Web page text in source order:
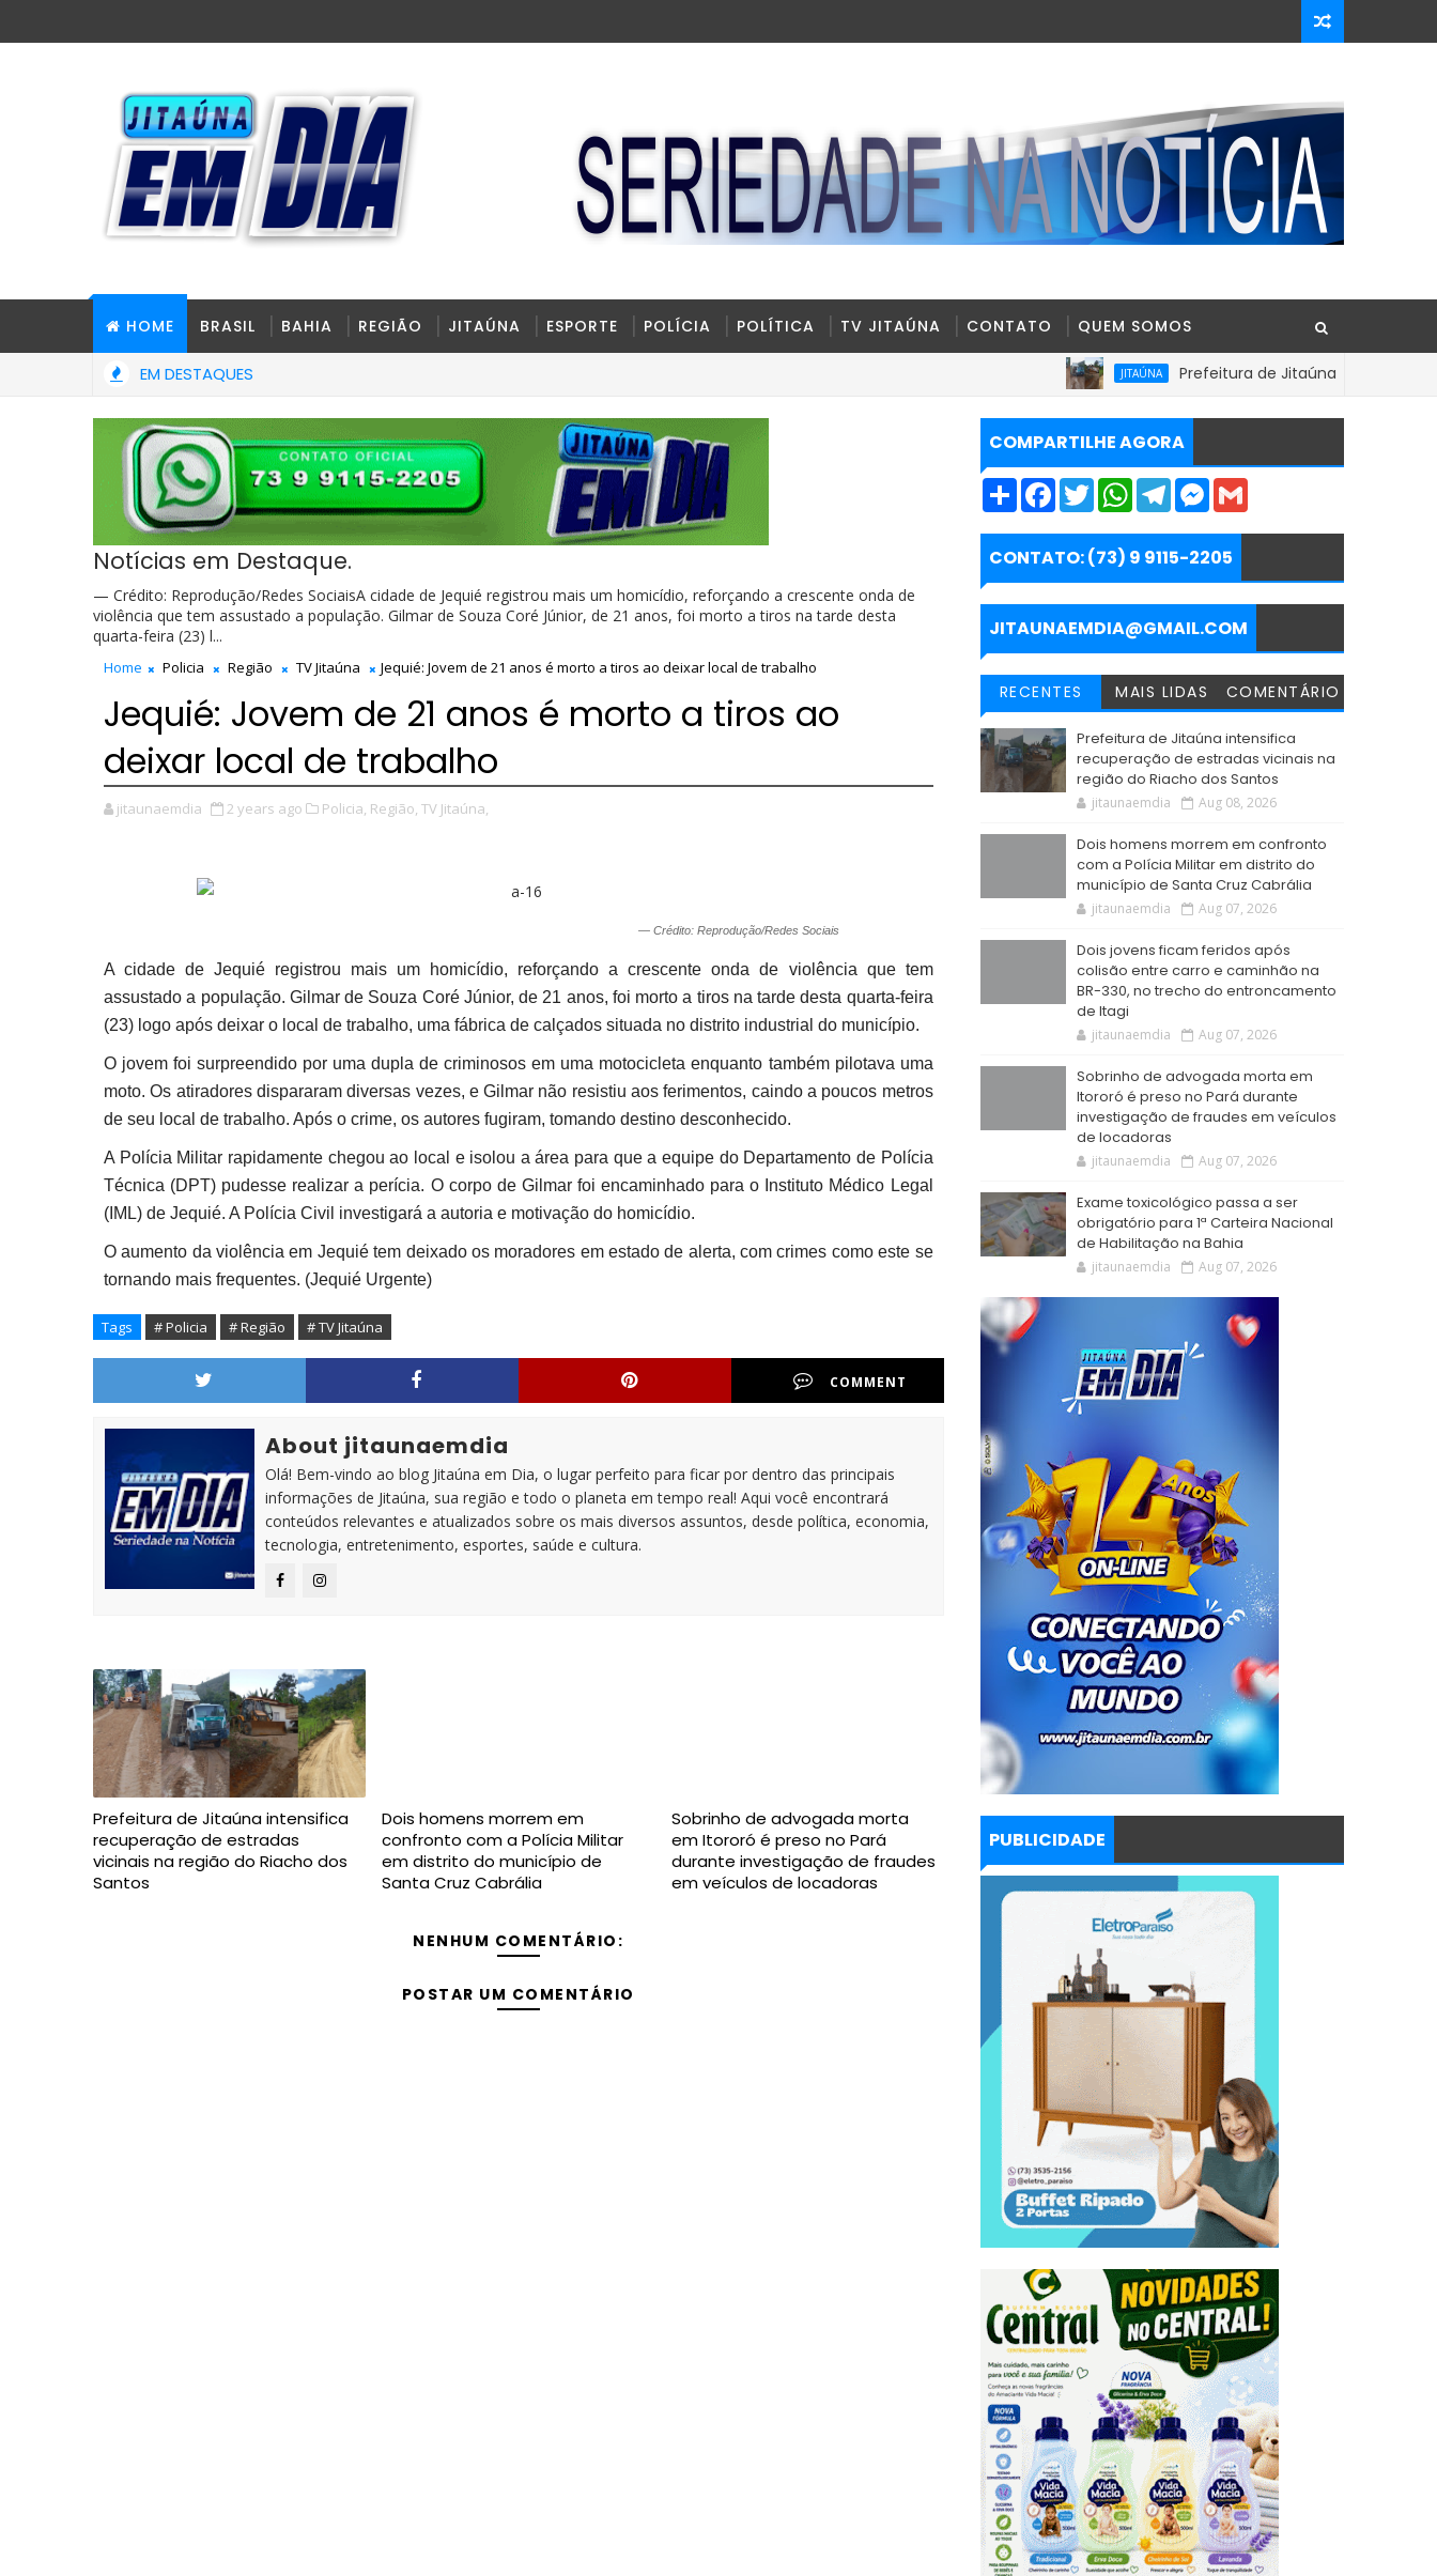
HOME BRASIL BAHIA REGIÃO JITAÚNA ESPORTE POLÍCIA POLÍTICA TV JITAÚNA CONTATO QUEM SOMOS
EM DESTAQUES JITAÚNA Prefeitura de Jitaúna intensifica
Notícias em Destaque.
— Crédito: Reprodução/Redes SociaisA cidade de Jequié registrou mais um homicídio, reforçando a crescente onda de
violência que tem assustado a população. Gilmar de Souza Coré Júnior, de 21 anos, foi morto a tiros na tarde desta
quarta-feira (23) l...
Home Policia Região TV Jitaúna Jequié: Jovem de 21 anos é morto a tiros ao deixar local de trabalho
Jequié: Jovem de 21 anos é morto a tiros ao
deixar local de trabalho
jitaunaemdia 2 years ago Policia, Região, TV Jitaúna,
— Crédito: Reprodução/Redes Sociais
A cidade de Jequié registrou mais um homicídio, reforçando a crescente onda de violência que tem
assustado a população. Gilmar de Souza Coré Júnior, de 21 anos, foi morto a tiros na tarde desta quarta-feira
(23) logo após deixar o local de trabalho, uma fábrica de calçados situada no distrito industrial do município.
O jovem foi surpreendido por uma dupla de criminosos em uma motocicleta enquanto também pilotava uma
moto. Os atiradores dispararam diversas vezes, e Gilmar não resistiu aos ferimentos, caindo a poucos metros
de seu local de trabalho. Após o crime, os autores fugiram, tomando destino desconhecido.
A Polícia Militar rapidamente chegou ao local e isolou a área para que a equipe do Departamento de Polícia
Técnica (DPT) pudesse realizar a perícia. O corpo de Gilmar foi encaminhado para o Instituto Médico Legal
(IML) de Jequié. A Polícia Civil investigará a autoria e motivação do homicídio.
O aumento da violência em Jequié tem deixado os moradores em estado de alerta, com crimes como este se
tornando mais frequentes. (Jequié Urgente)
Tags # Policia # Região # TV Jitaúna
COMMENT
About jitaunaemdia
Olá! Bem-vindo ao blog Jitaúna em Dia, o lugar perfeito para ficar por dentro das principais
informações de Jitaúna, sua região e todo o planeta em tempo real! Aqui você encontrará
conteúdos relevantes e atualizados sobre os mais diversos assuntos, desde política, economia,
tecnologia, entretenimento, esportes, saúde e cultura.
Prefeitura de Jitaúna intensifica
recuperação de estradas
vicinais na região do Riacho dos
Santos
Dois homens morrem em
confronto com a Polícia Militar
em distrito do município de
Santa Cruz Cabrália
Sobrinho de advogada morta
em Itororó é preso no Pará
durante investigação de fraudes
em veículos de locadoras
NENHUM COMENTÁRIO:
POSTAR UM COMENTÁRIO
COMPARTILHE AGORA
S
r
e
F
e
b
o
k
T
w
t
t
e
r
W
t
s
p
p
T
e
g
a
m
M
s
e
g
e
r
i
CONTATO: (73) 9 9115-2205
JITAUNAEMDIA@GMAIL.COM
RECENTES MAIS LIDAS COMENTÁRIO
Prefeitura de Jitaúna intensifica
recuperação de estradas vicinais na
região do Riacho dos Santos
jitaunaemdia Aug 08, 2026
Dois homens morrem em confronto
com a Polícia Militar em distrito do
município de Santa Cruz Cabrália
jitaunaemdia Aug 07, 2026
Dois jovens ficam feridos após
colisão entre carro e caminhão na
BR-330, no trecho do entroncamento
de Itagi
jitaunaemdia Aug 07, 2026
Sobrinho de advogada morta em
Itororó é preso no Pará durante
investigação de fraudes em veículos
de locadoras
jitaunaemdia Aug 07, 2026
Exame toxicológico passa a ser
obrigatório para 1ª Carteira Nacional
de Habilitação na Bahia
jitaunaemdia Aug 07, 2026
PUBLICIDADE